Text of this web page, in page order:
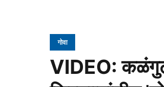
गोवा
VIDEO: